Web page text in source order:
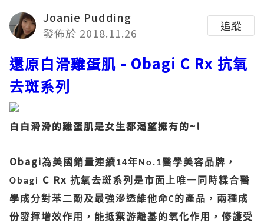
Joanie Pudding
發佈於 2018.11.26
追蹤
還原白滑雞蛋肌 - Obagi C Rx 抗氧
去斑系列
白白滑滑的雞蛋肌是女生都渴望擁有的~!
Obagi為美國銷量連續14年No.1醫學美容品牌，
Obagi C Rx 抗氧去斑系列是市面上唯一同時糅合醫
學成分對苯二酚及最強滲透維他命C的產品，兩種成
份發揮增效作用，能抵禦游離基的氧化作用，修護受